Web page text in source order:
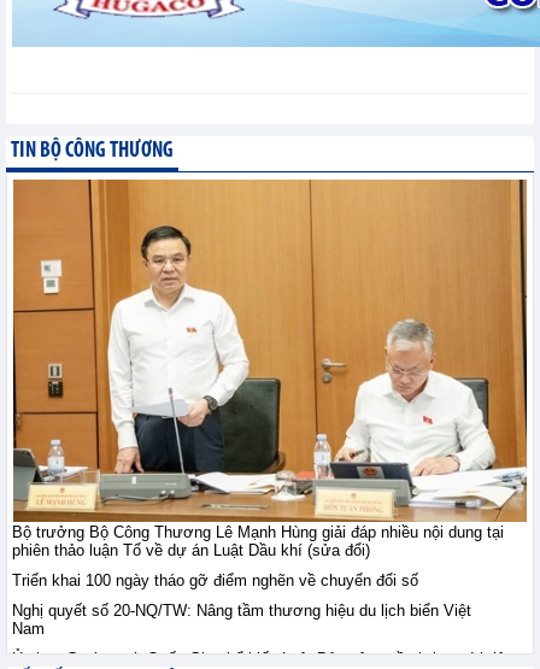
XTTM - Thứ sáu, 7-8-2026
Bộ trưởng Bộ Công
Thương Lê Mạnh Hùng
giải đáp nhiều nội dung
tại phiên thảo luận Tổ về
dự án Luật Dầu khí (sửa đổi)
TIN BỘ CÔNG THƯƠNG - Thứ sáu, 7-8-2026
Ngành dịch vụ của Tây
Ban Nha tăng trưởng
mạnh nhất trong hơn 3
năm
Tin kinh tế thế giới - Thứ sáu, 7-8-2026
Ngành sản xuất của Ấn
Độ cải thiện chậm
Tin kinh tế thế giới - Thứ sáu, 7-
8-2026
TIN BỘ CÔNG THƯƠNG
Bộ trưởng Bộ Công Thương Lê Mạnh Hùng giải đáp nhiều nội dung tại
phiên thảo luận Tổ về dự án Luật Dầu khí (sửa đổi)
Triển khai 100 ngày tháo gỡ điểm nghẽn về chuyển đổi số
Nghị quyết số 20-NQ/TW: Nâng tầm thương hiệu du lịch biển Việt
Nam
Ủy ban Cạnh tranh Quốc Gia phổ biến Luật Bảo vệ quyền lợi người tiêu